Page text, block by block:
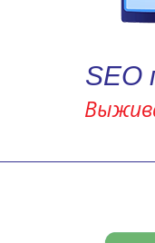
SEO